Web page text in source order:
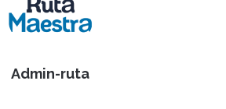
Admin-ruta